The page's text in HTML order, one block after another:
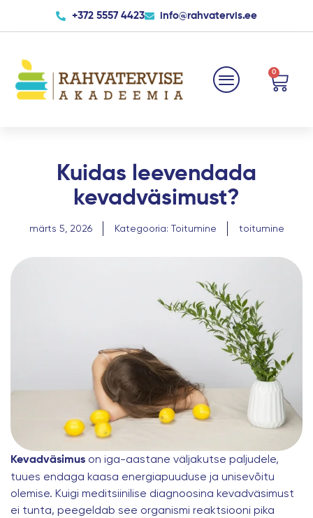
to
+372 5557 4423 info@rahvatervis.ee
0
Cart
Kuidas leevendada
kevadväsimust?
märts 5, 2026 Kategooria: Toitumine toitumine
Kevadväsimus on iga-aastane väljakutse paljudele,
tuues endaga kaasa energiapuuduse ja unisevõitu
olemise. Kuigi meditsiinilise diagnoosina kevadväsimust
ei tunta, peegeldab see organismi reaktsiooni pika